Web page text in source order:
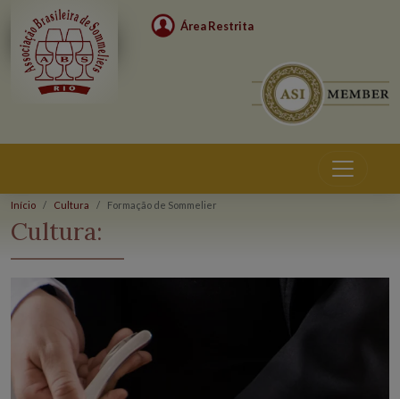
Área Restrita
Início Cultura Formação de Sommelier
Cultura: